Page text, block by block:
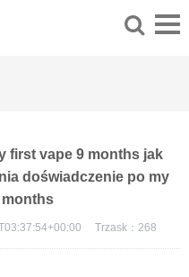
first vape 9 months jak
doświadczenie po my
Trzask： 268